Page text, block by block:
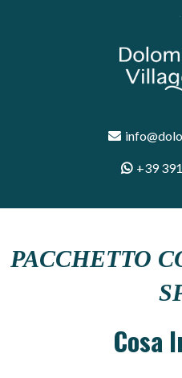
+39
PACCHETTO
Cosa